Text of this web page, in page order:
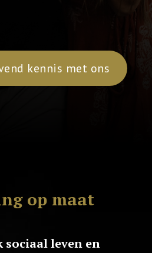
kennis met ons
op maat
sociaal leven en